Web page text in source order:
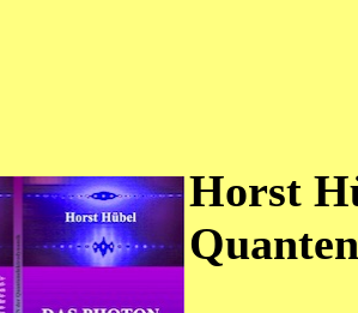
Horst